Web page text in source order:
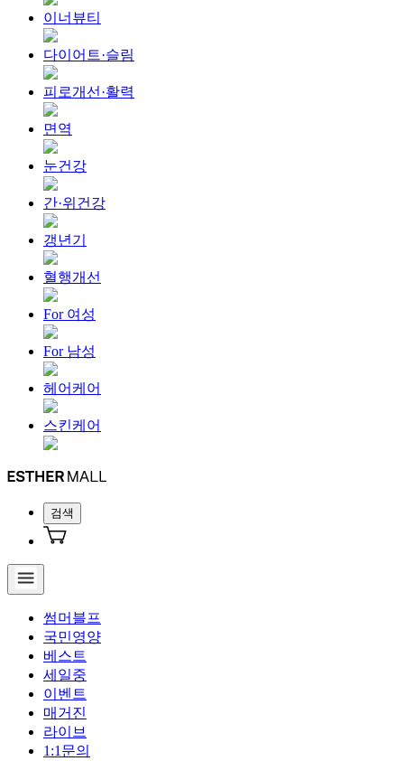
이너뷰티
다이어트·슬림
피로개선·활력
면역
눈건강
간·위건강
갱년기
혈행개선
For 여성
For 남성
헤어케어
스킨케어
검색
썸머블프
국민영양
베스트
세일중
이벤트
매거진
라이브
1:1문의